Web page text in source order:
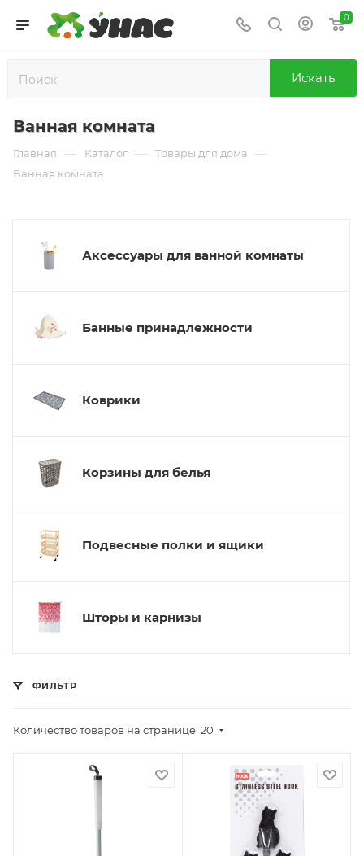
0
Искать
Ванная комната
Главная — Каталог — Товары для дома —
Ванная комната
Аксессуары для ванной комнаты
Банные принадлежности
Коврики
Корзины для белья
Подвесные полки и ящики
Шторы и карнизы
ФИЛЬТР
Количество товаров на странице: 20